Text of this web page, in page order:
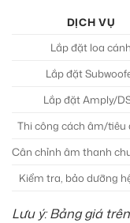
DỊCH VỤ
Lắp đặt loa cánh
Lắp đặt
Lắp đặt Amply/
Thi công cách âm/tiêu
Cân chỉnh âm thanh
Kiểm tra, bảo dưỡng
Lưu ý: Bảng giá